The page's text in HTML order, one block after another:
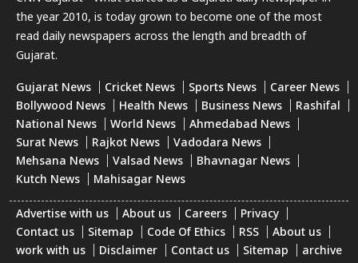
the year 2010, is today grown to become one of the most
read daily newspapers across the length and breadth of
Gujarat.
Gujarat News Cricket News Sports News
Career News
Bollywood News
Health News Business News
Rashifal
National News
World News
Ahmedabad News
Surat News
Rajkot News
Vadodara News
Mehsana News
Valsad News
Bhavnagar News
Kutch News
Mahisagar News
Advertise with us About us Careers
Privacy
Contact us
Sitemap Code Of Ethics RSS
About us
work with us
Disclaimer Contact us Sitemap archive